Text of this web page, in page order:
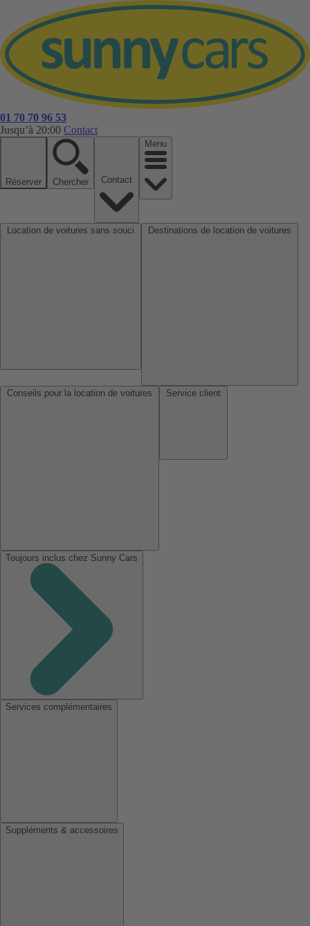
01 70 70 96 53
Jusqu’à 20:00 Contact
Réserver Chercher
Menu
Toujours inclus chez Sunny Cars
Services complémentaires
Suppléments & accessoires